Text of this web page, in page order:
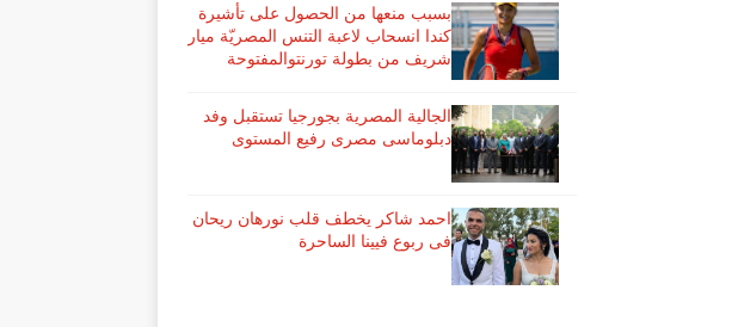
بسبب منعها من الحصول على تأشيرة
كندا انسحاب لاعبة ​التنس​ المصريّة ​ميار
شريف​ من بطولة ​تورنتو​المفتوحة
الجالية المصرية بجورجيا تستقبل وفد
دبلوماسى مصرى رفيع المستوى
احمد شاكر يخطف قلب نورهان ريحان
فى ربوع فيينا الساحرة